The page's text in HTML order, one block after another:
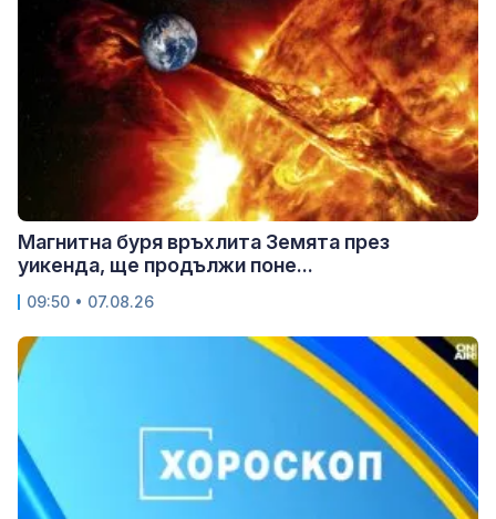
Магнитна буря връхлита Земята през
уикенда, ще продължи поне...
09:50 • 07.08.26